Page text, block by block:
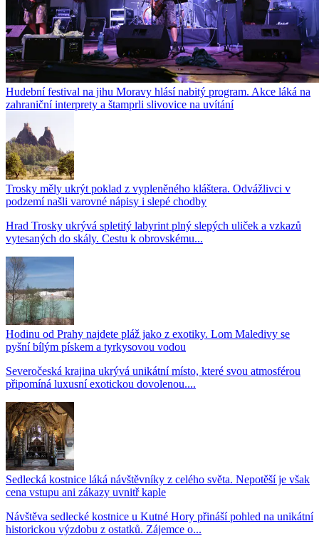
Hudební festival na jihu Moravy hlásí nabitý program. Akce láká na
zahraniční interprety a štamprli slivovice na uvítání
Trosky měly ukrýt poklad z vypleněného kláštera. Odvážlivci v
podzemí našli varovné nápisy i slepé chodby
Hrad Trosky ukrývá spletitý labyrint plný slepých uliček a vzkazů
vytesaných do skály. Cestu k obrovskému...
Hodinu od Prahy najdete pláž jako z exotiky. Lom Maledivy se
pyšní bílým pískem a tyrkysovou vodou
Severočeská krajina ukrývá unikátní místo, které svou atmosférou
připomíná luxusní exotickou dovolenou....
Sedlecká kostnice láká návštěvníky z celého světa. Nepotěší je však
cena vstupu ani zákazy uvnitř kaple
Návštěva sedlecké kostnice u Kutné Hory přináší pohled na unikátní
historickou výzdobu z ostatků. Zájemce o...